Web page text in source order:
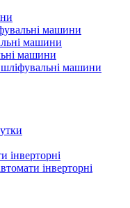
машини
машини
машини
машини
інверторні
інверторні